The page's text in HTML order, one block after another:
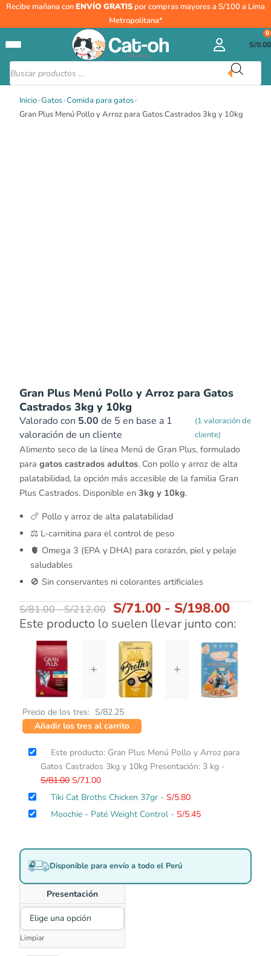
Recibe mañana conENVÍO GRATIS por compras mayores a S/100 a Lima
Metropolitana*
Búsqueda
de
productos
S/0.00
0
Inicio›Gatos›Comida para gatos›
Gran Plus Menú Pollo y Arroz para Gatos Castrados 3kg y 10kg
Gran Plus Menú Pollo y Arroz para Gatos
Castrados 3kg y 10kg
Valorado con 5.00 de 5 en base a 1
valoración de un cliente
(1 valoración de
cliente)
Alimento seco de la línea Menú de Gran Plus, formulado
para gatos castrados adultos. Con pollo y arroz de alta
palatabilidad, la opción más accesible de la familia Gran
Plus Castrados. Disponible en 3kg y 10kg.
🍗 Pollo y arroz de alta palatabilidad
⚖️ L-carnitina para el control de peso
🫀 Omega 3 (EPA y DHA) para corazón, piel y pelaje
saludables
🚫 Sin conservantes ni colorantes artificiales
S/81.00-S/212.00 S/71.00 - S/198.00
Este producto lo suelen llevar junto con:
+ +
Precio de los tres: S/82.25
Añadir los tres al carrito
Este producto: Gran Plus Menú Pollo y Arroz para
Gatos Castrados 3kg y 10kg Presentación: 3 kg -
S/81.00
El
precio
original
era:
S/71.00
El
precio
actual
es:
Tiki Cat Broths Chicken 37gr - S/5.80
Moochie - Paté Weight Control - S/5.45
Disponible para envío a todo el Perú
Presentación
Limpiar
Gran
Pollo
y
Arroz
Gatos
Castrados